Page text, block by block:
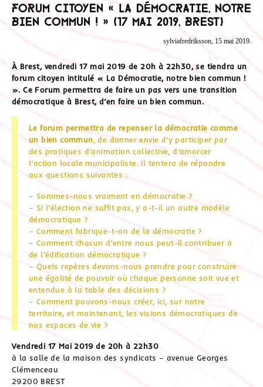
Forum Citoyen « La Démocratie, notre
bien commun ! » (17 mai 2019, Brest)
sylviafredriksson, 15 mai 2019.
À Brest, vendredi 17 mai 2019 de 20h à 22h30, se tiendra un
forum citoyen intitulé « La Démocratie, notre bien commun !
». Ce Forum permettra de faire un pas vers une transition
démocratique à Brest, d’en faire un bien commun.
Le forum permettra de repenser la démocratie comme
un bien commun, de donner envie d’y participer par
des pratiques d’animation collective, d’amorcer
l’action locale municipaliste. Il tentera de répondre
aux questions suivantes :
– Sommes-nous vraiment en démocratie ?
– Si l’élection ne suffit pas, y a-t-il un autre modèle
démocratique ?
– Comment fabrique-t-on de la démocratie ?
– Comment chacun d’entre nous peut-il contribuer à
de l’édification démocratique ?
– Quels repères devons-nous prendre pour construire
une égalité de pouvoir où chaque personne soit vue et
entendue à la table des décisions ?
– Comment pouvons-nous créer, ici, sur notre
territoire, et maintenant, les visions démocratiques de
nos espaces de vie ?
Vendredi 17 Mai 2019 de 20h à 22h30
à la salle de la maison des syndicats – avenue Georges
Clémenceau
29200 BREST